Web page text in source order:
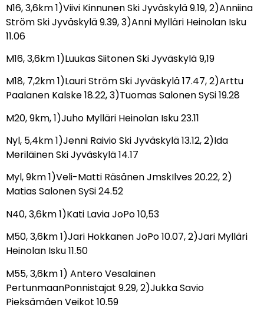
N16, 3,6km 1)Viivi Kinnunen Ski Jyväskylä 9.19, 2)Anniina
Ström Ski Jyväskylä 9.39, 3)Anni Mylläri Heinolan Isku
11.06
M16, 3,6km 1)Luukas Siitonen Ski Jyväskylä 9,19
M18, 7,2km 1)Lauri Ström Ski Jyväskylä 17.47, 2)Arttu
Paalanen Kalske 18.22, 3)Tuomas Salonen SySi 19.28
M20, 9km, 1)Juho Mylläri Heinolan Isku 23.11
Nyl, 5,4km 1)Jenni Raivio Ski Jyväskylä 13.12, 2)Ida
Meriläinen Ski Jyväskylä 14.17
Myl, 9km 1)Veli-Matti Räsänen JmskIlves 20.22, 2)
Matias Salonen SySi 24.52
N40, 3,6km 1)Kati Lavia JoPo 10,53
M50, 3,6km 1)Jari Hokkanen JoPo 10.07, 2)Jari Mylläri
Heinolan Isku 11.50
M55, 3,6km 1) Antero Vesalainen
PertunmaanPonnistajat 9.29, 2)Jukka Savio
Pieksämäen Veikot 10.59